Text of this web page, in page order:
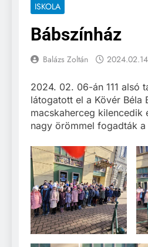
ISKOLA
Bábszínház
Balázs Zoltán
2024. 02. 06-án 111 alsó
látogatott el a Kövér Béla
macskaherceg kilencedik
nagy örömmel fogadták